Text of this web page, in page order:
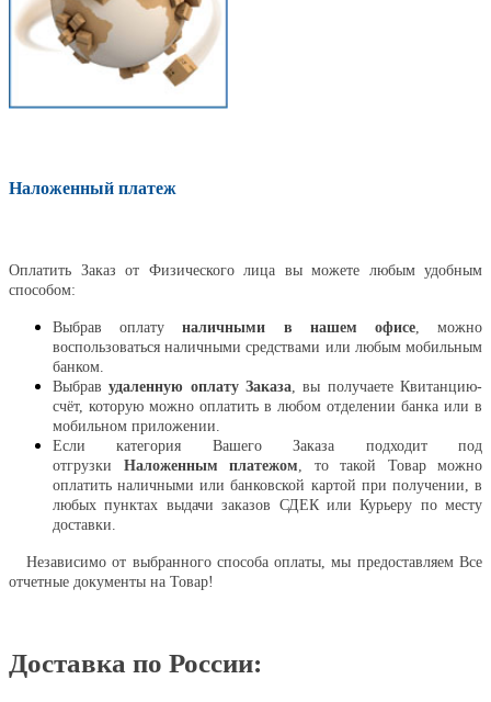
Наложенный платеж
Оплатить Заказ от Физического лица вы можете любым удобным
способом:
Выбрав оплатуналичными в нашем офисе, можно
воспользоваться наличными средствами или любым мобильным
банком.
Выбравудаленную оплату Заказа , вы получаете Квитанцию-
счёт, которую можно оплатить в любом отделении банка или в
мобильном приложении.
Если категория Вашего Заказа подходит под
отгрузки Наложенным платежом , то такой Товар можно
оплатить наличными или банковской картой при получении, в
любых пунктах выдачи заказов СДЕК или Курьеру по месту
доставки.
Независимо от выбранного способа оплаты, мы предоставляем Все
отчетные документы на Товар!
Доставка по России: